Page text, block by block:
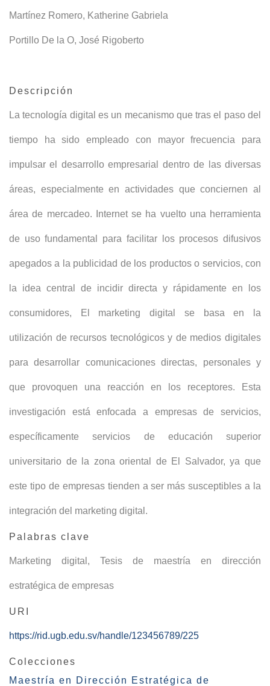
Martínez Romero, Katherine Gabriela
Portillo De la O, José Rigoberto
Descripción
La tecnología digital es un mecanismo que tras el paso del
tiempo ha sido empleado con mayor frecuencia para
impulsar el desarrollo empresarial dentro de las diversas
áreas, especialmente en actividades que conciernen al
área de mercadeo. Internet se ha vuelto una herramienta
de uso fundamental para facilitar los procesos difusivos
apegados a la publicidad de los productos o servicios, con
la idea central de incidir directa y rápidamente en los
consumidores, El marketing digital se basa en la
utilización de recursos tecnológicos y de medios digitales
para desarrollar comunicaciones directas, personales y
que provoquen una reacción en los receptores. Esta
investigación está enfocada a empresas de servicios,
específicamente servicios de educación superior
universitario de la zona oriental de El Salvador, ya que
este tipo de empresas tienden a ser más susceptibles a la
integración del marketing digital.
Palabras clave
Marketing digital , Tesis de maestría en dirección
estratégica de empresas
URI
https://rid.ugb.edu.sv/handle/123456789/225
Colecciones
Maestría en Dirección Estratégica de